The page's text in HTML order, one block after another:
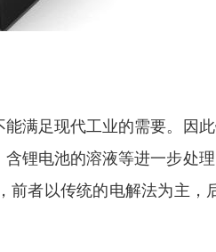
足现代工业的需要。因
电池的溶液等进一步处
者以传统的电解法为主